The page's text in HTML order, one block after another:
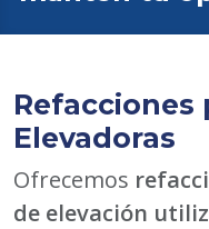
Refacciones
Elevadoras
Ofrecemos
de elevación